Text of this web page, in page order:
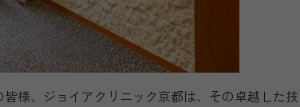
様、ジョイアクリニック京都は、その卓越した技